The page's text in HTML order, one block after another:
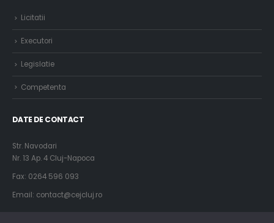
Licitatii
Executori
Legislatie
Competenta
DATE DE CONTACT
Str. Navodari
Nr. 13 Ap. 4 Cluj-Napoca
Fax: 0264 596 093
Email: contact@cejcluj.ro